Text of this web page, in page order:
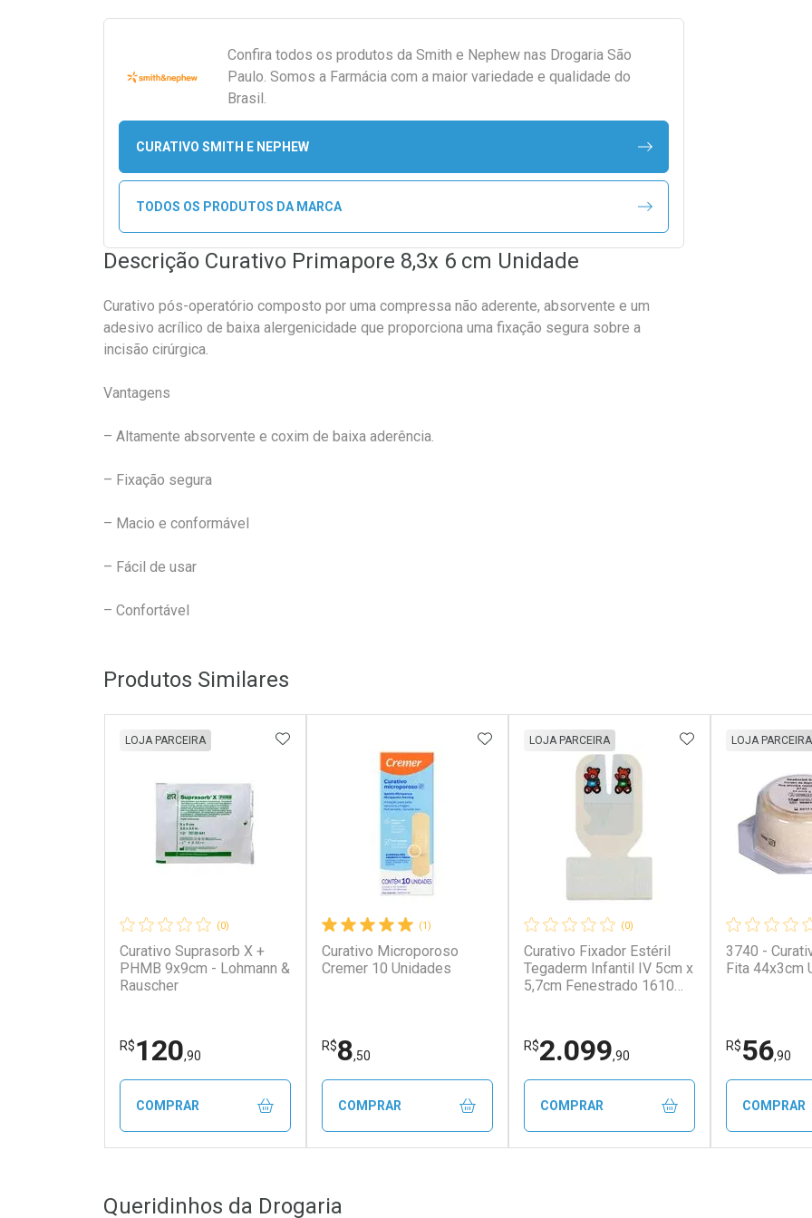
Confira todos os produtos da Smith e Nephew nas Drogaria São
Paulo. Somos a Farmácia com a maior variedade e qualidade do
Brasil.
CURATIVO SMITH E NEPHEW
TODOS OS PRODUTOS DA MARCA
Descrição Curativo Primapore 8,3x 6 cm Unidade
Curativo pós-operatório composto por uma compressa não aderente, absorvente e um
adesivo acrílico de baixa alergenicidade que proporciona uma fixação segura sobre a
incisão cirúrgica.
Vantagens
– Altamente absorvente e coxim de baixa aderência.
– Fixação segura
– Macio e conformável
– Fácil de usar
– Confortável
Produtos Similares
(0)
Curativo Suprasorb X +
PHMB 9x9cm - Lohmann &
Rauscher
LOJA PARCEIRA
R$120,90
ADICIONAR AOS FAVORITOS
COMPRAR
(1)
Curativo Microporoso
Cremer 10 Unidades
R$8,50
ADICIONAR AOS FAVORITOS
COMPRAR
(0)
Curativo Fixador Estéril
Tegaderm Infantil IV 5cm x
5,7cm Fenestrado 1610
LOJA PARCEIRA
R$2.099,90
ADICIONAR AOS
COMPRAR
3740 -
Fita 44x3cm
LOJA PARCEIRA
R$56,90
COMPRAR
Queridinhos da Drogaria